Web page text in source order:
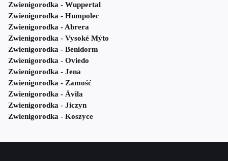
Zwienigorodka - Wuppertal
Zwienigorodka - Humpolec
Zwienigorodka - Abrera
Zwienigorodka - Vysoké Mýto
Zwienigorodka - Benidorm
Zwienigorodka - Oviedo
Zwienigorodka - Jena
Zwienigorodka - Zamość
Zwienigorodka - Ávila
Zwienigorodka - Jiczyn
Zwienigorodka - Koszyce